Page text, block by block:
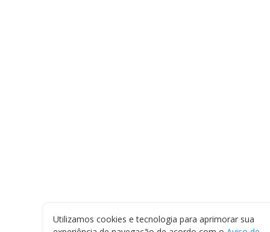
Utilizamos cookies e tecnologia para aprimorar sua